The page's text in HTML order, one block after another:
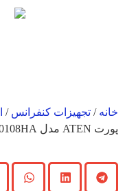
خانه / تجهیزات کنفرانس /
پورت ATEN مدل VS0108HA